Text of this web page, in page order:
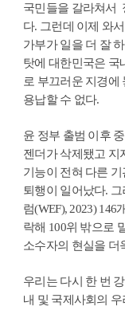
국민들을 갈라쳐서
다. 그런데 이제 와
가부가 일을 더 잘
탓에 대한민국은 국
로 부끄러운 지경에
용납할 수 없다.
윤 정부 출범 이후
젠더가 삭제됐고 지
기능이 전혀 다른
퇴행이 일어났다.
럼(WEF), 2023)
락해 100위 밖으로
소수자의 현실을 더
우리는 다시 한 번
내 및 국제사회의